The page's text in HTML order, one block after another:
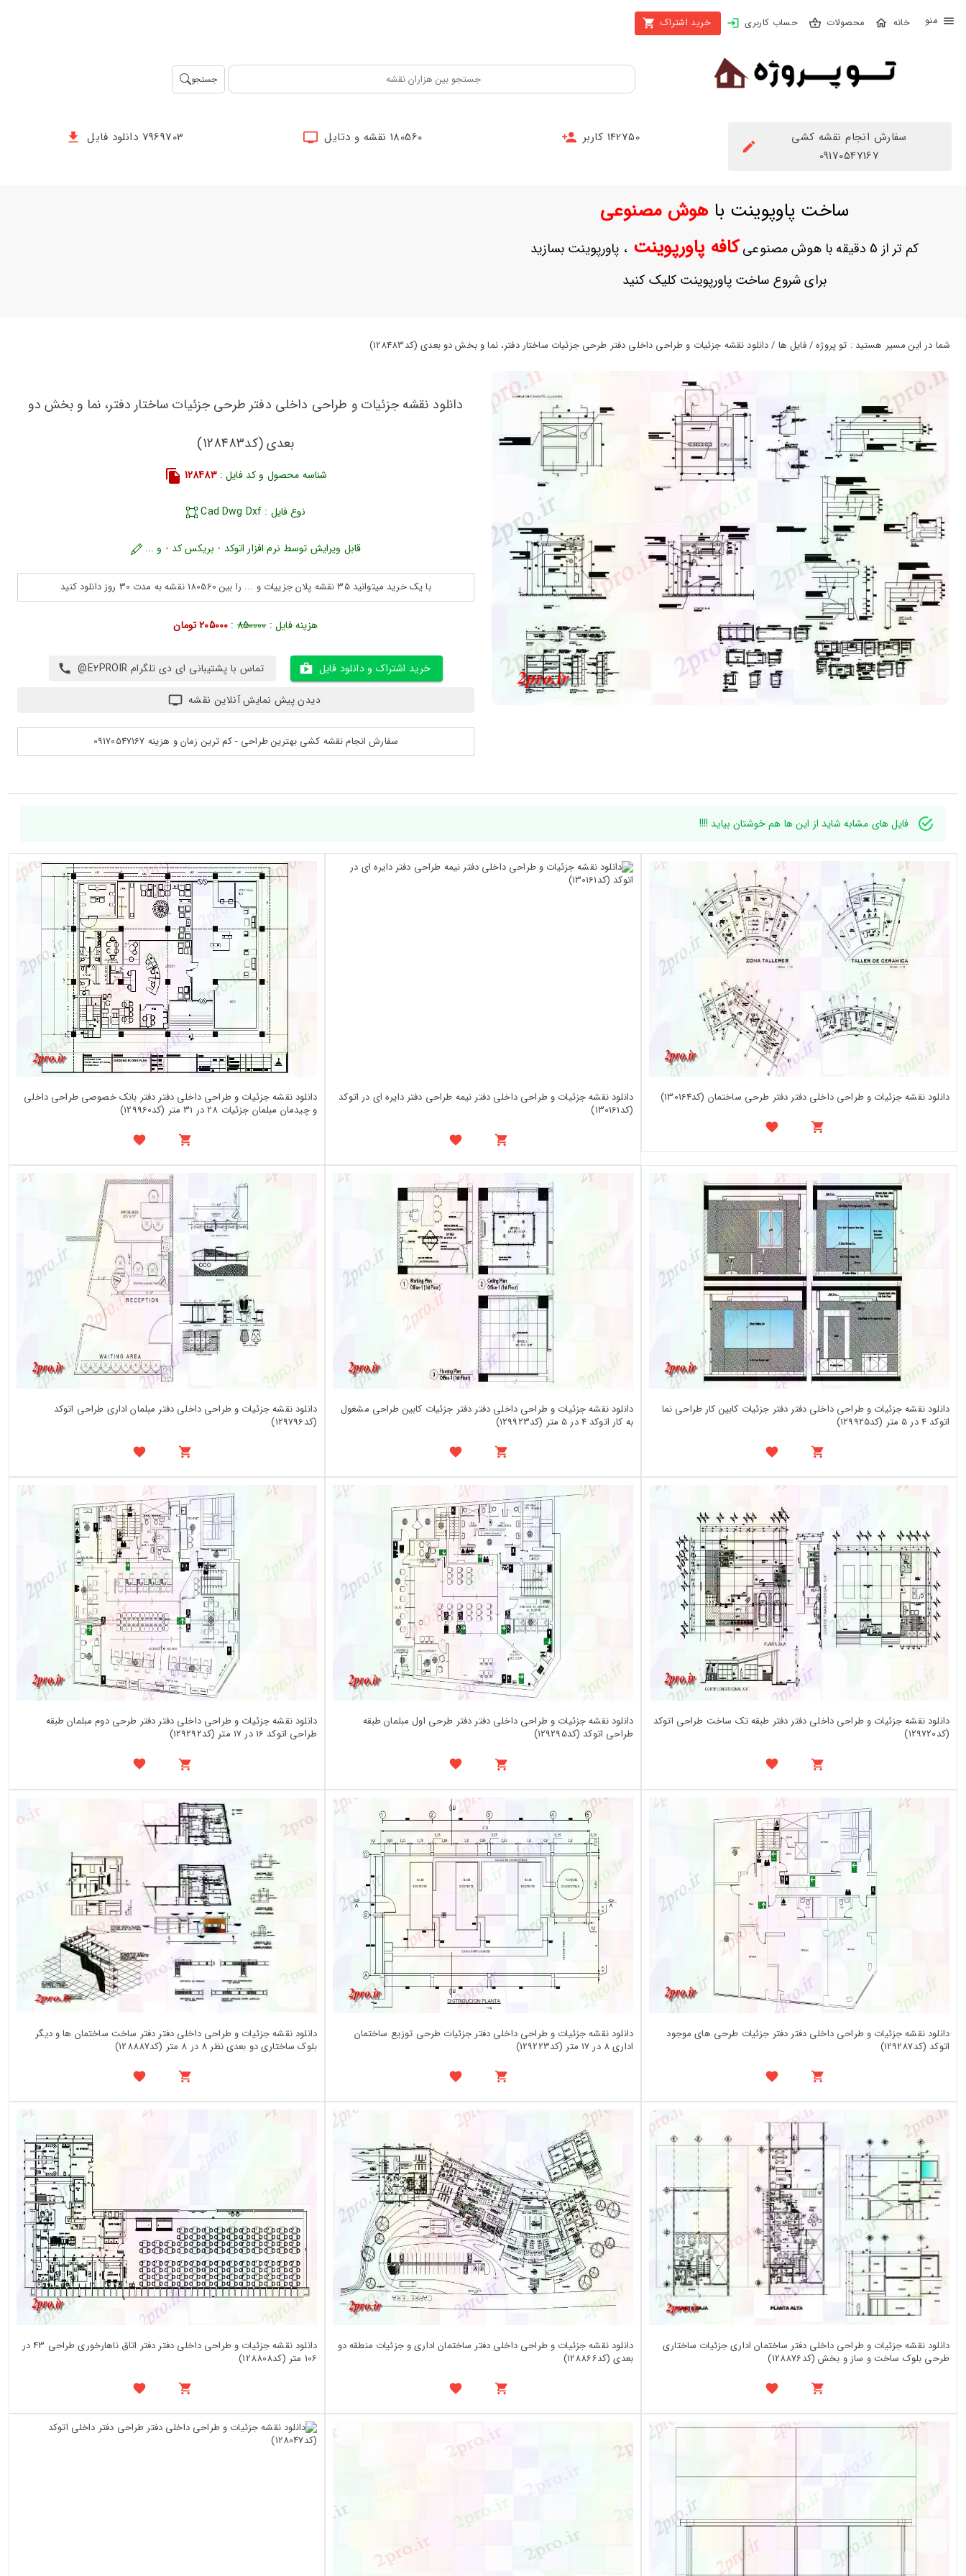
محصولات حساب کاربری خرید اشتراک
بستن
محصولات
حساب
ثبت
نام
بازیابی
رمز
علاقه
مندی
ها
جستجو
سفارش انجام نقشه کشی
09170547167
142750 کاربر 180560 نقشه و دتایل 7969703 دانلود فایل
ساخت پاوپوینت باهوش مصنوعی
کم تر از 5 دقیقه با هوش مصنوعی کافه پاورپوینت، پاورپوینت بسازید
برای شروع ساخت پاورپوینت کلیک کنید
شما در این مسیر هستید : تو پروژه / فایل ها / دانلود نقشه جزئیات و طراحی داخلی دفتر طرحی جزئیات ساختار دفتر، نما و بخش دو بعدی (کد128483)
دانلود نقشه جزئیات و طراحی داخلی دفتر طرحی جزئیات ساختار دفتر، نما و بخش دو
بعدی (کد128483)
شناسه محصول و کد فایل :128483
نوع فایل : Cad Dwg Dxf
قابل ویرایش توسط نرم افزار اتوکد - بریکس کد - و ...
با یک خرید میتوانید 35 نقشه پلان جزییات و ... را بین 180560 نقشه به مدت 30 روز دانلود کنید
هزینه فایل :850000
: 205000 تومان
خرید اشتراک و دانلود فایل
تماس با پشتیبانی ای دی تلگرام E2PROIR@
دیدن پیش نمایش آنلاین نقشه
سفارش انجام نقشه کشی بهترین طراحی - کم ترین زمان و هزینه 09170547167
فایل های مشابه شاید از این ها هم خوشتان بیاید !!!!
دانلود نقشه جزئیات و طراحی داخلی دفتر دفتر طرحی ساختمان (کد130164)
دانلود نقشه جزئیات و طراحی داخلی دفتر نیمه طراحی دفتر دایره ای در اتوکد
(کد130161)
دانلود نقشه جزئیات و طراحی داخلی دفتر دفتر بانک خصوصی طراحی داخلی
و چیدمان مبلمان جزئیات 28 در 31 متر (کد129960)
دانلود نقشه جزئیات و طراحی داخلی دفتر دفتر جزئیات کابین کار طراحی نما
اتوکد 4 در 5 متر (کد129925)
دانلود نقشه جزئیات و طراحی داخلی دفتر دفتر جزئیات کابین طراحی مشغول
به کار اتوکد 4 در 5 متر (کد129923)
دانلود نقشه جزئیات و طراحی داخلی دفتر مبلمان اداری طراحی اتوکد
(کد129796)
دانلود نقشه جزئیات و طراحی داخلی دفتر دفتر طبقه تک ساخت طراحی اتوکد
(کد129720)
دانلود نقشه جزئیات و طراحی داخلی دفتر دفتر طرحی اول مبلمان طبقه
طراحی اتوکد (کد129295)
دانلود نقشه جزئیات و طراحی داخلی دفتر دفتر طرحی دوم مبلمان طبقه
طراحی اتوکد 16 در 17 متر (کد129292)
دانلود نقشه جزئیات و طراحی داخلی دفتر دفتر جزئیات طرحی های موجود
اتوکد (کد129287)
دانلود نقشه جزئیات و طراحی داخلی دفتر جزئیات طرحی توزیع ساختمان
اداری 8 در 17 متر (کد129223)
دانلود نقشه جزئیات و طراحی داخلی دفتر دفتر ساخت ساختمان ها و دیگر
بلوک ساختاری دو بعدی نظر 8 در 8 متر (کد128887)
دانلود نقشه جزئیات و طراحی داخلی دفتر ساختمان اداری جزئیات ساختاری
طرحی بلوک ساخت و ساز و بخش (کد128876)
دانلود نقشه جزئیات و طراحی داخلی دفتر ساختمان اداری و جزئیات منطقه دو
بعدی (کد128866)
دانلود نقشه جزئیات و طراحی داخلی دفتر دفتر اتاق ناهارخوری طراحی 43 در
106 متر (کد128808)